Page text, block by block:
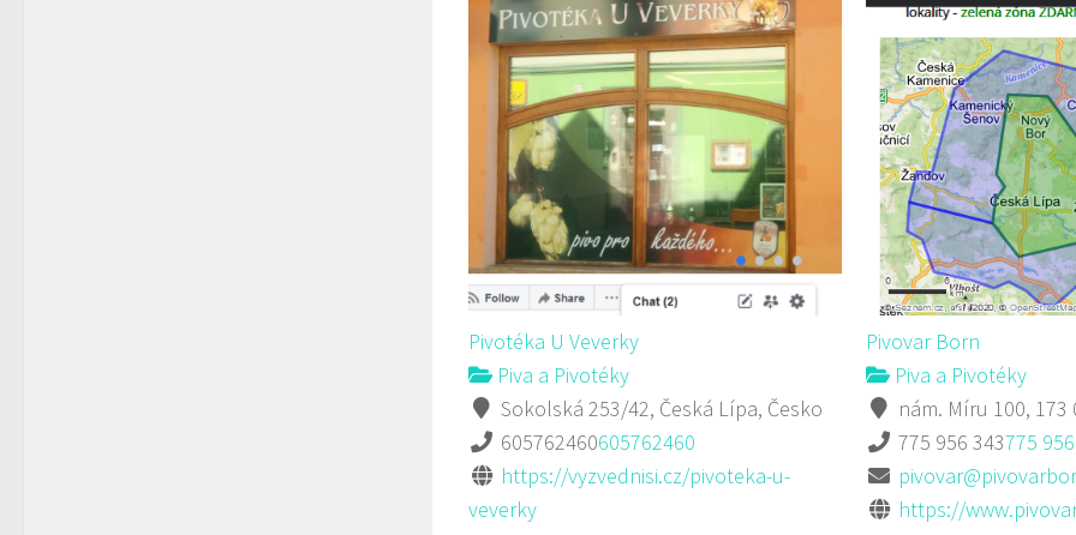
Pivotéka U Veverky
Piva a Pivotéky
Sokolská 253/42, Česká Lípa, Česko
605762460605762460
https://vyzvednisi.cz/pivoteka-u-
veverky
Pivovar Born
Piva a Pivotéky
nám. Míru 100, 173
775 956 343775
https://